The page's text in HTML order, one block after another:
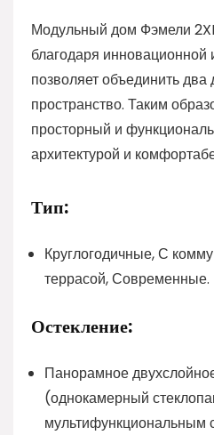
Модульный дом Фэмели
благодаря инновационной
позволяет объединить
пространство. Таким
просторный и
архитектурой и
Тип:
Круглогодичные, С
террасой, Современные.
Остекление:
Панорамное
(однокамерный
мультифункциональным